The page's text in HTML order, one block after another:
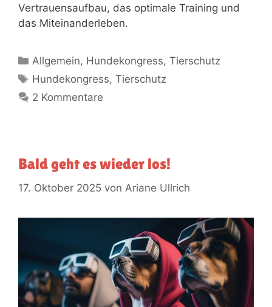
Vertrauensaufbau, das optimale Training und
das Miteinanderleben.
Allgemein, Hundekongress,Tierschutz
Hundekongress,Tierschutz
2 Kommentare
Bald geht es wieder los!
17. Oktober 2025 von Ariane Ullrich